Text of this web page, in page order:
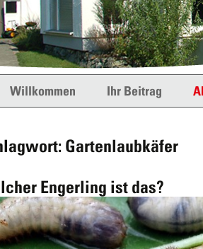
Willkommen Ihr Beitrag
Gartenlaubkäfer
Engerling ist das?